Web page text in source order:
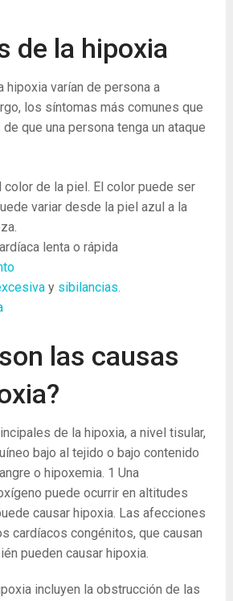
de la hipoxia
hipoxia varían de persona a
los síntomas más comunes que
que una persona tenga un ataque
color de la piel. El color puede ser
variar desde la piel azul a la
lenta o rápida
y sibilancias.
las causas
de la hipoxia, a nivel tisular,
bajo al tejido o bajo contenido
o hipoxemia. 1 Una
puede ocurrir en altitudes
causar hipoxia. Las afecciones
cardíacos congénitos, que causan
pueden causar hipoxia.
incluyen la obstrucción de las